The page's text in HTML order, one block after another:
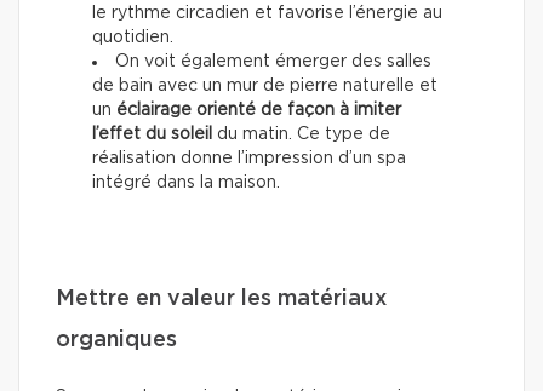
le rythme circadien et favorise l’énergie au
quotidien.
On voit également émerger des salles
de bain avec un mur de pierre naturelle et
un éclairage orienté de façon à imiter
l’effet du soleil du matin. Ce type de
réalisation donne l’impression d’un spa
intégré dans la maison.
Mettre en valeur les matériaux
organiques